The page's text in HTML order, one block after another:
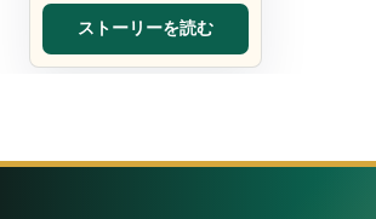
ストーリーを読む